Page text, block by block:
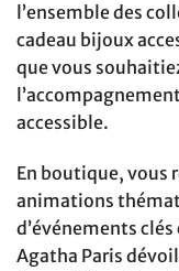
l’ensemble des
cadeau bijoux
que vous
accessible.
En boutique, vous
animations
d’événements
Agatha Paris